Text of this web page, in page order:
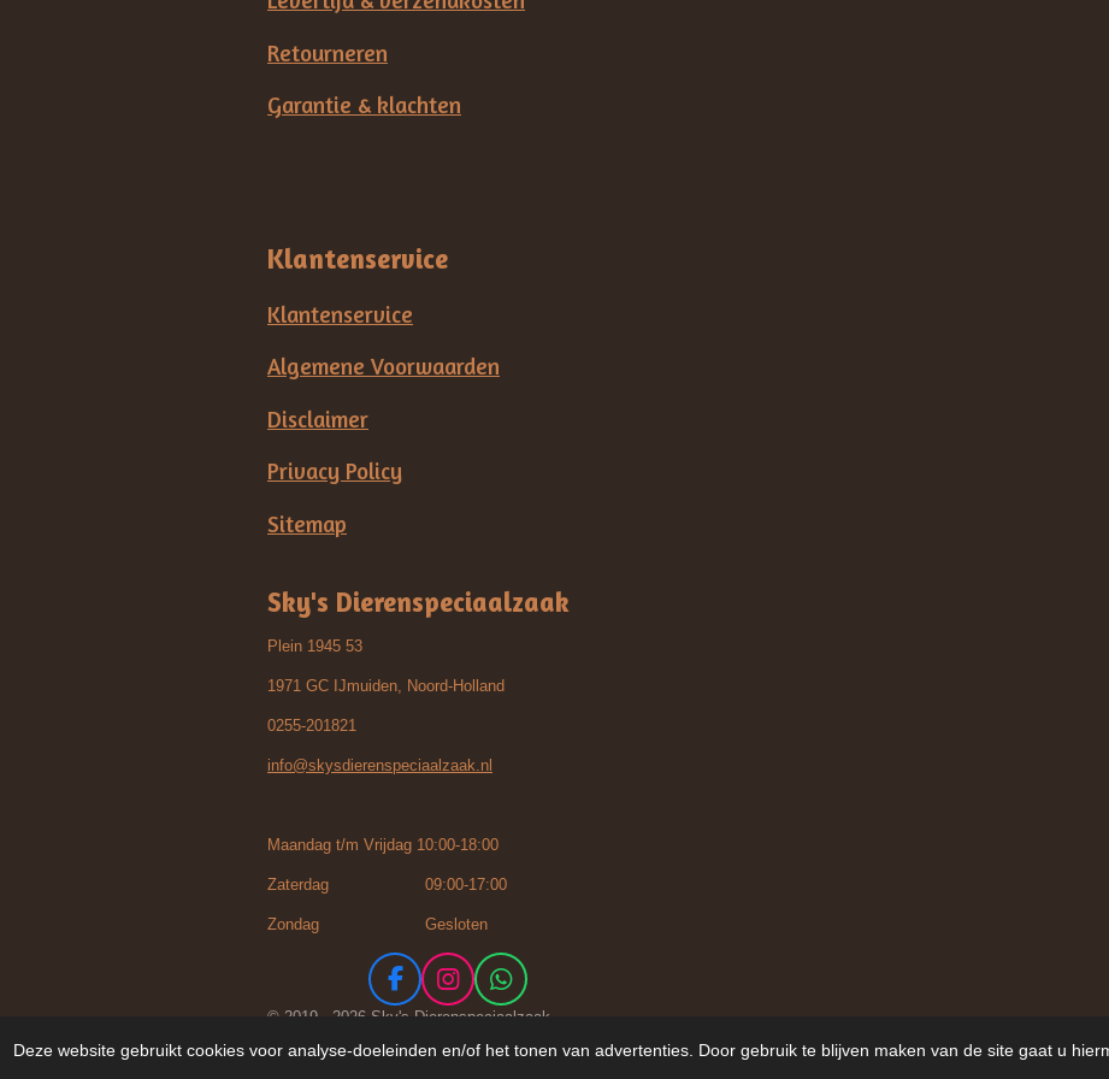
Deze website gebruikt cookies voor analyse-doeleinden en/of het tonen van advertenties. Door gebruik te blijven maken van de site gaat u
Retourneren
Garantie & klachten
Klantenservice
Klantenservice
Algemene Voorwaarden
Disclaimer
Privacy Policy
Sitemap
Sky's Dierenspeciaalzaak
Plein 1945 53
1971 GC IJmuiden, Noord-Holland
0255-201821
info@skysdierenspeciaalzaak.nl
Maandag t/m Vrijdag 10:00-18:00
Zaterdag 09:00-17:00
Zondag Gesloten
F
a
c
I
n
W
h
a
© 2019 - 2026 Sky's Dierenspeciaalzaak